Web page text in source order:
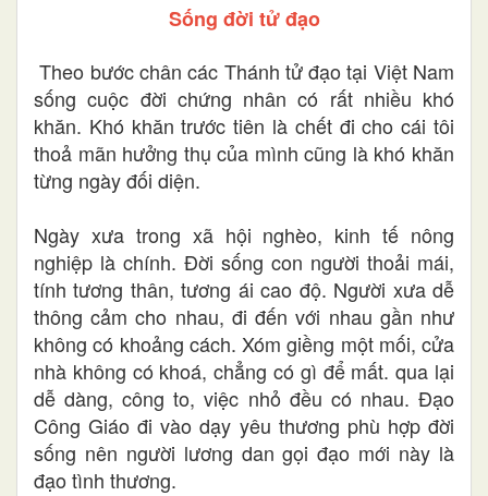
Sống đời tử đạo
Theo bước chân các Thánh tử đạo tại Việt Nam
sống cuộc đời chứng nhân có rất nhiều khó
khăn. Khó khăn trước tiên là chết đi cho cái tôi
thoả mãn hưởng thụ của mình cũng là khó khăn
từng ngày đối diện.
Ngày xưa trong xã hội nghèo, kinh tế nông
nghiệp là chính. Đời sống con người thoải mái,
tính tương thân, tương ái cao độ. Người xưa dễ
thông cảm cho nhau, đi đến với nhau gần như
không có khoảng cách. Xóm giềng một mối, cửa
nhà không có khoá, chẳng có gì để mất. qua lại
dễ dàng, công to, việc nhỏ đều có nhau. Đạo
Công Giáo đi vào dạy yêu thương phù hợp đời
sống nên người lương dan gọi đạo mới này là
đạo tình thương.